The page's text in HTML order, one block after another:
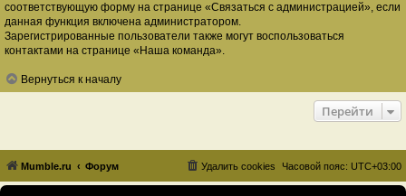
соответствующую форму на странице «Связаться с администрацией», если
данная функция включена администратором.
Зарегистрированные пользователи также могут воспользоваться
контактами на странице «Наша команда».
Вернуться к началу
Перейти
Mumble.ru Форум Часовой пояс: UTC+03:00
Удалить cookies